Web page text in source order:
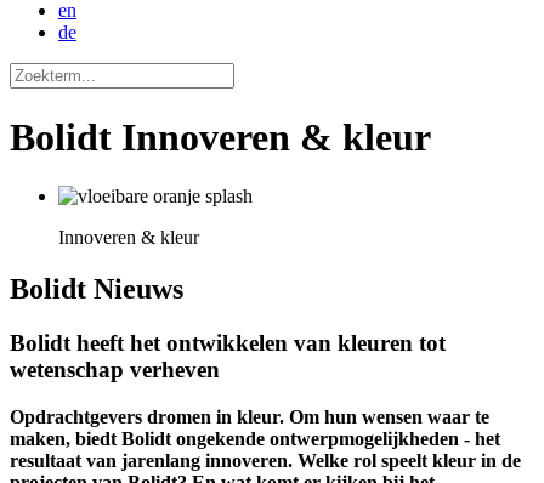
en
de
Bolidt Innoveren & kleur
Innoveren & kleur
Bolidt Nieuws
Bolidt heeft het ontwikkelen van kleuren tot
wetenschap verheven
Opdrachtgevers dromen in kleur. Om hun wensen waar te
maken, biedt Bolidt ongekende ontwerpmogelijkheden - het
resultaat van jarenlang innoveren. Welke rol speelt kleur in de